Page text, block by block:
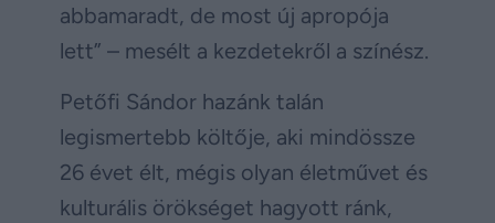
abbamaradt, de most új apropója
lett” – mesélt a kezdetekről a színész.
Petőfi Sándor hazánk talán
legismertebb költője, aki mindössze
26 évet élt, mégis olyan életművet és
kulturális örökséget hagyott ránk,